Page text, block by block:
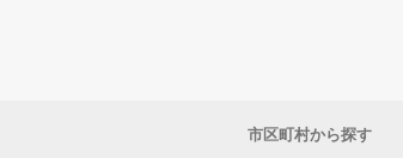
市区町村から探す